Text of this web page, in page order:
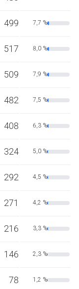
499 7,7 %
517 8,0 %
509 7,9 %
482 7,5 %
408 6,3 %
324 5,0 %
292 4,5 %
271 4,2 %
216 3,3 %
146 2,3 %
78 1,2 %